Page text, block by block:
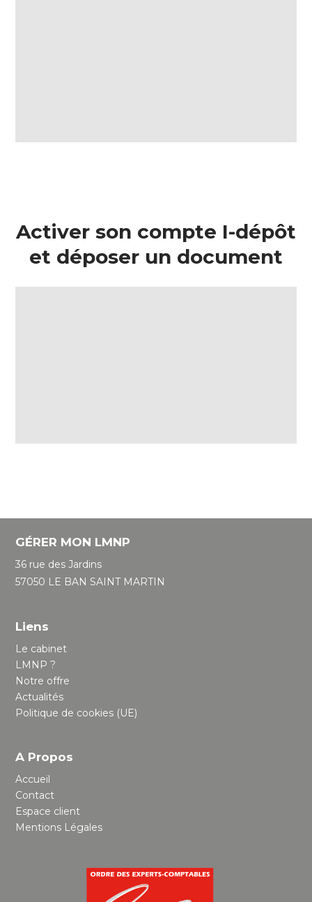
Activer son compte I-dépôt
et déposer un document
GÉRER MON LMNP
36 rue des Jardins
57050 LE BAN SAINT MARTIN
Liens
Le cabinet
LMNP ?
Notre offre
Actualités
Politique de cookies (UE)
A Propos
Accueil
Contact
Espace client
Mentions Légales